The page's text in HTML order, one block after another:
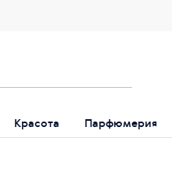
Красота Парфюмерия